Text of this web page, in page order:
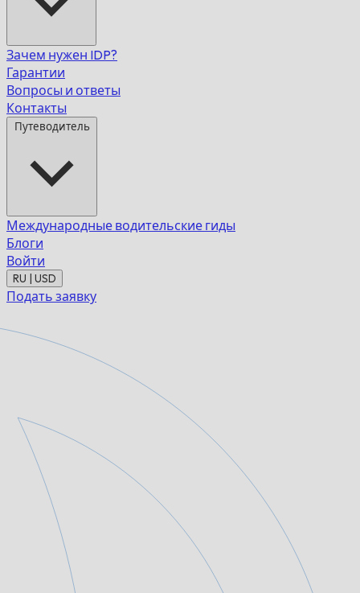
Зачем нужен IDP?
Гарантии
Вопросы и ответы
Контакты
Путеводитель
Международные водительские гиды
Блоги
Войти
RU | USD
Подать заявку